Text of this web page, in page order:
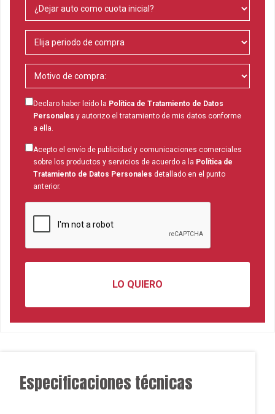
Declaro haber leído la Política de Tratamiento de Datos
Personales y autorizo el tratamiento de mis datos conforme
a ella.
Acepto el envío de publicidad y comunicaciones comerciales
sobre los productos y servicios de acuerdo a la Política de
Tratamiento de Datos Personales detallado en el punto
anterior.
Especificaciones técnicas